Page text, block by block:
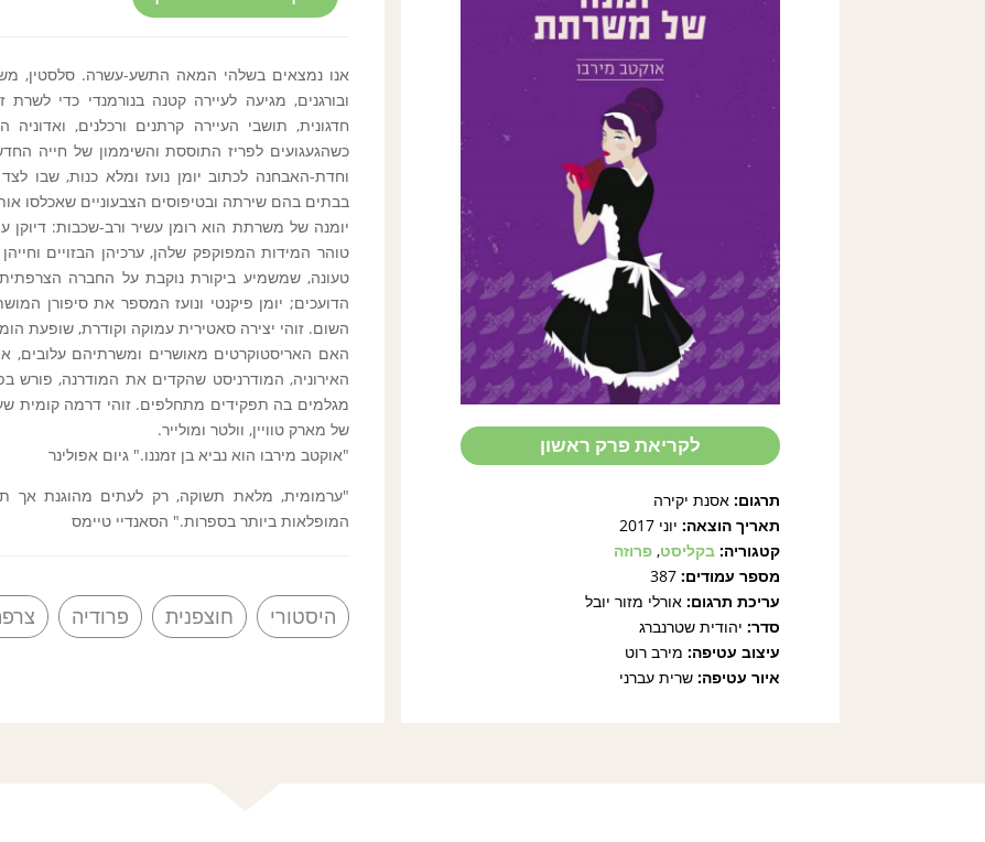
אנו נמצאים בשלהי המאה התשע-עשרה. סלסטין,
ובורגנים, מגיעה לעיירה קטנה בנורמנדי כדי
חדגונית, תושבי העיירה קרתנים ורכלנים,
כשהגעגועים לפריז התוססת והשיממון של חייה
וחדת-האבחנה לכתוב יומן נועז ומלא כנות, שבו
בבתים בהם שירתה ובטיפוסים הצבעוניים שאכלסו
יומנה של משרתת הוא רומן עשיר ורב-שכבות: דיוקן
טוהר המידות המפוקפק שלהן, ערכיהן הבזויים
טעונה, שמשמיע ביקורת נוקבת על החברה
הדועכים; יומן פיקנטי ונועז המספר את סיפורן
השום. זוהי יצירה סאטירית עמוקה וקודרת, שופעת
האם האריסטוקרטים מאושרים ומשרתיהם עלובים,
האירוניה, המודרניסט שהקדים את המודרנה, פורש
מגלמים בה תפקידים מתחלפים. זוהי דרמה קומית
של מארק טוויין, וולטר ומולייר.
"אוקטב מירבו הוא נביא בן זמננו." גיום אפולינר
"ערמומית, מלאת תשוקה, רק לעתים מהוגנת אך
המופלאות ביותר בספרות." הסאנדיי טיימס
היסטורי חוצפנית פרודיה
Le Journal
d'une
femme de
chambre
Octave Mirbeau
לקריאת פרק ראשון
תרגום:אסנת יקירה
תאריך הוצאה: יוני 2017
קטגוריה:בקליסט,פרוזה
מספר עמודים:387
עריכת תרגום:אורלי מזור יובל
סדר: יהודית שטרנברג
עיצוב עטיפה: מירב רוט
איור עטיפה:שרית עברני